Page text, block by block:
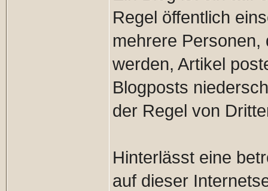
Regel öffentlich
mehrere Personen,
werden, Artikel
Blogposts
der Regel von
Hinterlässt eine
auf dieser